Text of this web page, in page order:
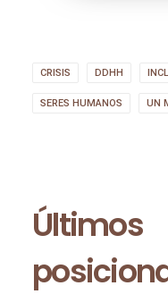
CRISIS DDHH
SERES HUMANOS UN
Últimos